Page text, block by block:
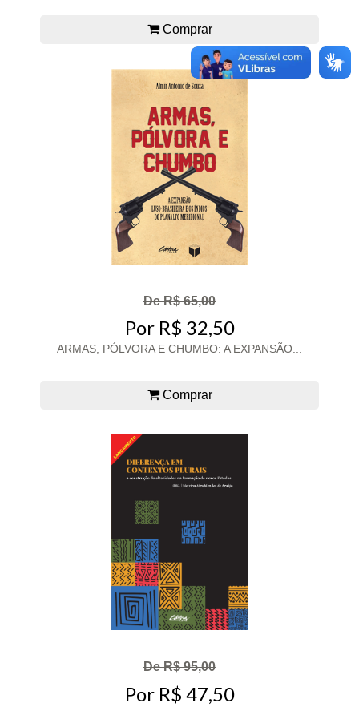
Comprar
De R$ 65,00
Por R$ 32,50
ARMAS, PÓLVORA E CHUMBO: A EXPANSÃO...
Comprar
De R$ 95,00
Por R$ 47,50